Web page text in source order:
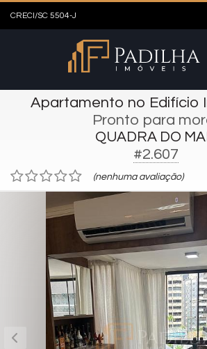
CRECI/SC 5504-J
Apartamento no Edifício
Pronto para
QUADRA DO
#2.607
(nenhuma avaliação)